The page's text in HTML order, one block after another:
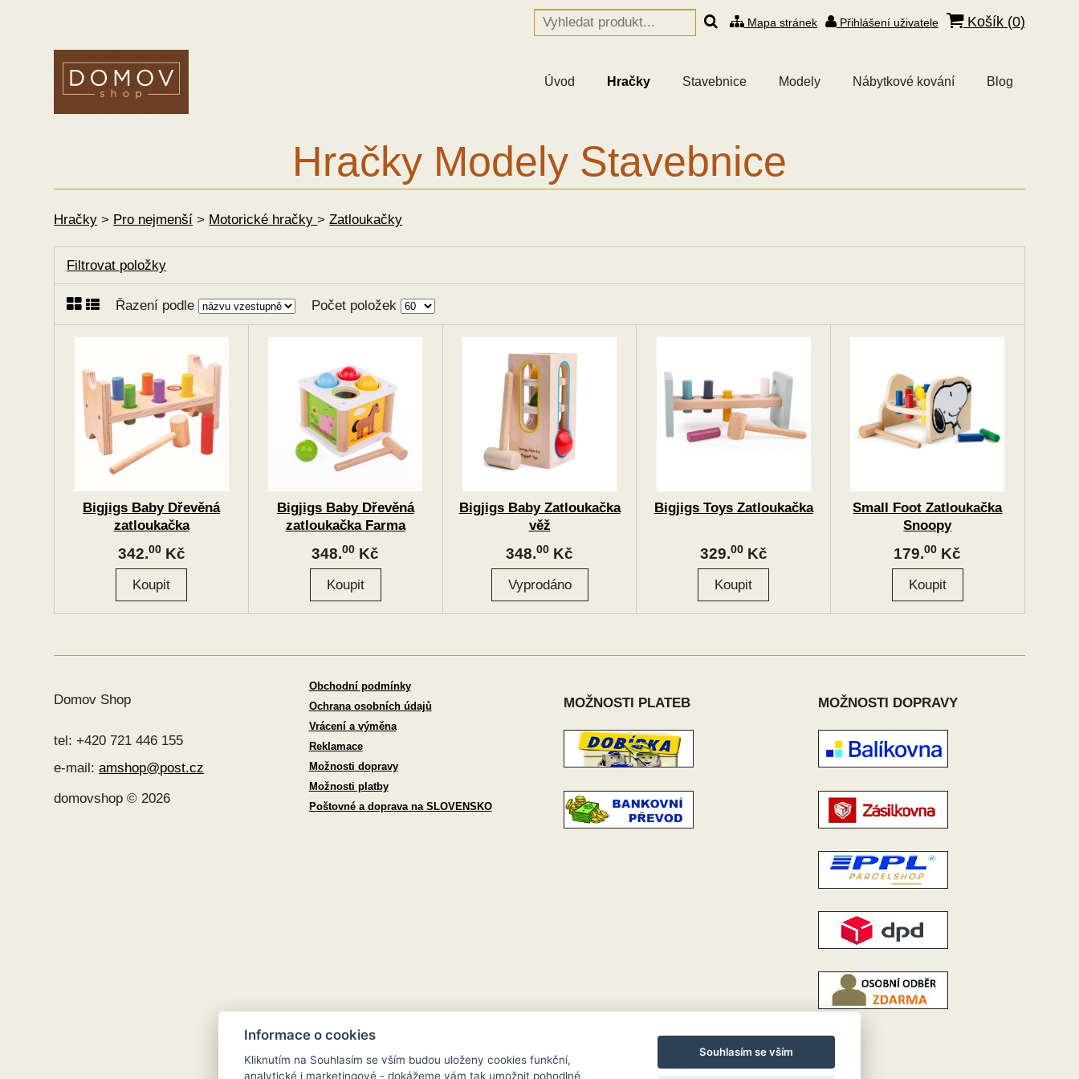
Mapa stránek Přihlášení uživatele Košík (0)
Úvod Hračky Stavebnice Modely Nábytkové kování Blog
Hračky Modely Stavebnice
Hračky > Pro nejmenší > Motorické hračky> Zatloukačky
Filtrovat položky
Řazení podle Počet položek
Bigjigs Baby Dřevěná
zatloukačka
342.00Kč
Bigjigs Baby Dřevěná
zatloukačka Farma
348.00 Kč
Bigjigs Baby Zatloukačka
věž
348.00 Kč
Bigjigs Toys Zatloukačka
329.00Kč
Small Foot Zatloukačka
Snoopy
179.00 Kč
Domov Shop
tel: +420 721 446 155
e-mail:amshop@post.cz
domovshop © 2026
Obchodní podmínky
Ochrana osobních údajů
Vrácení a výměna
Reklamace
Možnosti dopravy
Možnosti platby
Poštovné a doprava na SLOVENSKO
MOŽNOSTI PLATEB MOŽNOSTI DOPRAVY
Informace o cookies
Kliknutím na Souhlasím se vším budou uloženy cookies funkční,
analytické i marketingové - dokážeme vám tak umožnit pohodlné
Souhlasím se vším